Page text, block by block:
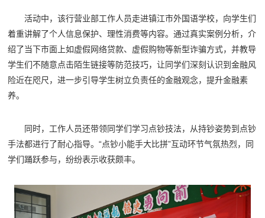
活动中，该行营业部工作人员走进镇江市外国语学校，向学生们
着重讲解了个人信息保护、理性消费等内容。通过真实案例分析，介
绍了当下市面上如虚假网络贷款、虚假购物等新型诈骗方式，并教导
学生们不随意点击陌生链接等防范技巧，让同学们深刻认识到金融风
险近在咫尺，进一步引导学生树立负责任的金融观念，提升金融素
养。
同时，工作人员还带领同学们学习点钞技法，从持钞姿势到点钞
手法都进行了耐心指导。“点钞小能手大比拼”互动环节气氛热烈，同
学们踊跃参与，纷纷表示收获颇丰。